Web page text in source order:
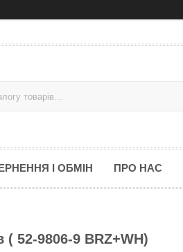
І ОБМІН ПРО НАС
52-9806-9 BRZ+WH)